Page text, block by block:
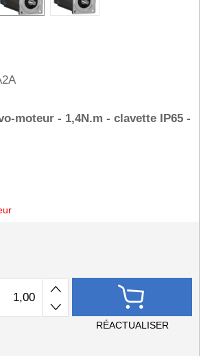
moteur - 1,4N.m - clavette IP65 -
RÉACTUALISER